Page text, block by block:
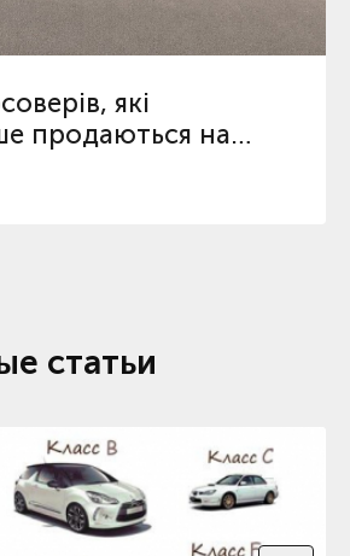
які
продаються на
ринку
статьи